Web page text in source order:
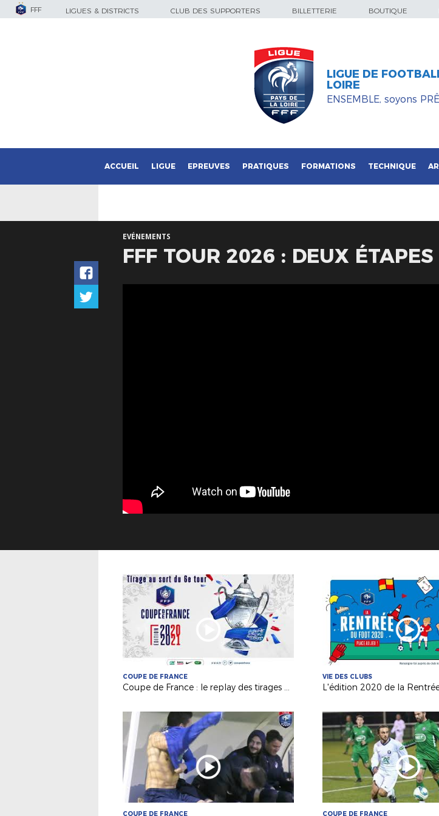
FFF LIGUES & DISTRICTS CLUB DES SUPPORTERS BILLETTERIE BOUTIQUE
LIGUE DE
LOIRE
ENSEMBLE, soyons
ACCUEIL LIGUE EPREUVES PRATIQUES FORMATIONS TECHNIQUE
EVÉNEMENTS
FFF TOUR 2026 : DEUX
COUPE DE FRANCE
Coupe de France : le replay des tirages au sort !
VIE DES CLUBS
L'édition 2020 de la
COUPE DE FRANCE COUPE DE FRANCE